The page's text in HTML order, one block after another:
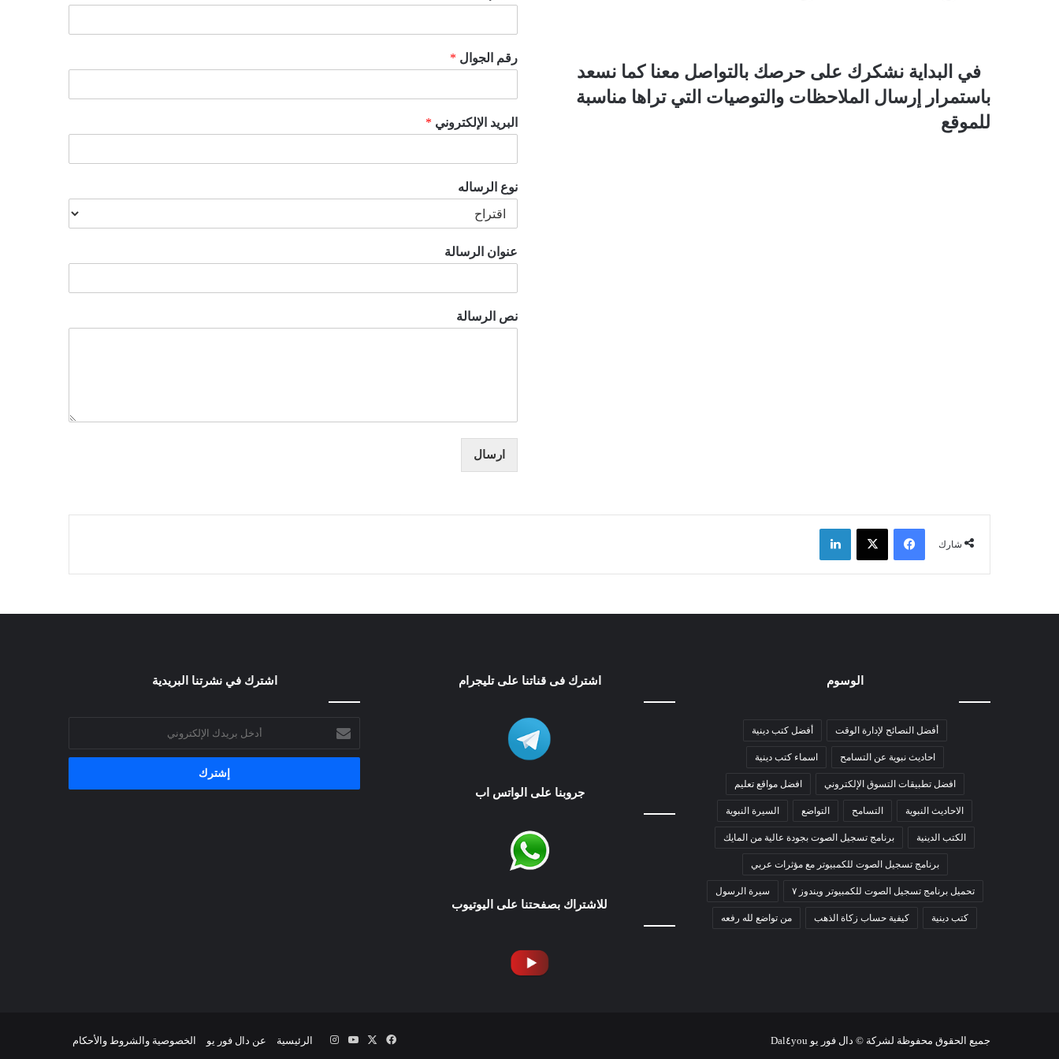
رقم الجوال *
البريد الإلكتروني *
نوع الرساله
عنوان الرسالة
نص الرسالة
ارسال
في البداية نشكرك على حرصك بالتواصل معنا كما نسعد
باستمرار إرسال الملاحظات والتوصيات التي تراها مناسبة
للموقع
شارك
فيسبوك ‫X
الوسوم
أفضل النصائح لإدارة الوقت أفضل كتب دينية
احاديث نبوية عن التسامح اسماء كتب دينية
افضل تطبيقات التسوق الإلكتروني افضل مواقع تعليم
الاحاديث النبوية التسامح التواضع السيرة النبوية
الكتب الدينية برنامج تسجيل الصوت بجودة عالية من المايك
برنامج تسجيل الصوت للكمبيوتر مع مؤثرات عربي
تحميل برنامج تسجيل الصوت للكمبيوتر ويندوز ٧ سيرة الرسول
كتب دينية كيفية حساب زكاة الذهب من تواضع لله رفعه
اشترك فى قناتنا على تليجرام
جروبنا على الواتس اب
للاشتراك بصفحتنا على اليوتيوب
اشترك في نشرتنا البريدية
أدخل
بريدك
الإلكتروني
جميع الحقوق محفوظة لشركة © دال فور يو Dal٤you الرئيسية عن دال فور يو الخصوصية والشروط والأحكام فيسبوك ‫YouTubeانستقرام